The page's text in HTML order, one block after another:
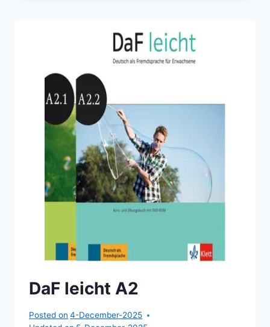
DaF leicht A2
Posted on 4-December-2025